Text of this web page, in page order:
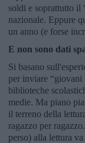
soldi e soprattutto il
nazionale. Eppure
un anno (e forse
E non sono dati
Si basano
per inviare “giovani
biblioteche
medie. Ma piano
il terreno della
ragazzo per
perso) alla lettura